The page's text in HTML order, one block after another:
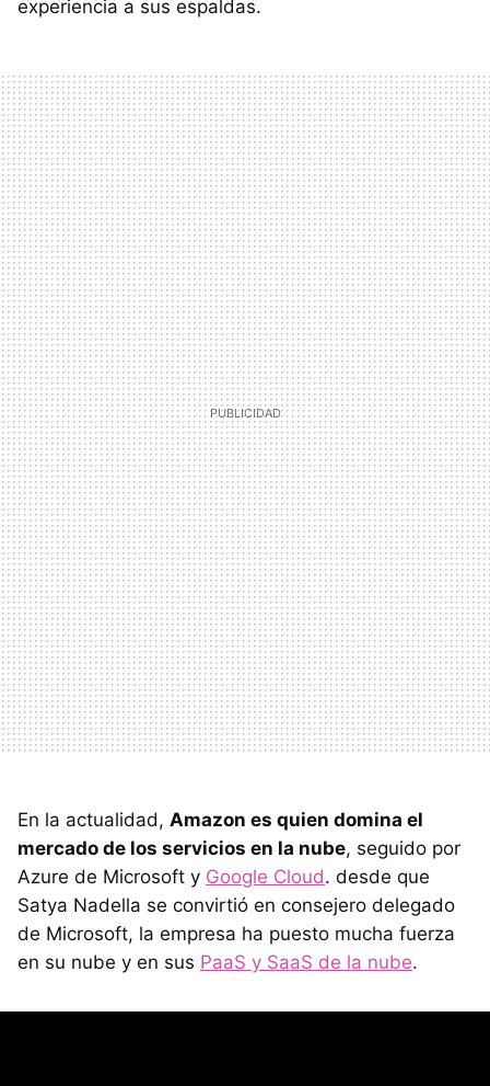
experiencia a sus espaldas.
En la actualidad, Amazon es quien domina el
mercado de los servicios en la nube, seguido por
Azure de Microsoft y Google Cloud. desde que
Satya Nadella se convirtió en consejero delegado
de Microsoft, la empresa ha puesto mucha fuerza
en su nube y en sus PaaS y SaaS de la nube.